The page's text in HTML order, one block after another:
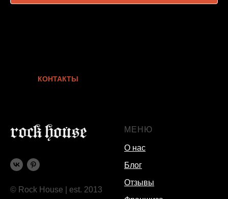
КОНТАКТЫ
© Rock House | est. 2013
МЕНЮ
О нас
Блог
Отзывы